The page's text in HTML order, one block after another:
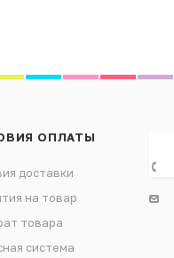
ОПЛАТЫ
доставки
на товар
товара
система